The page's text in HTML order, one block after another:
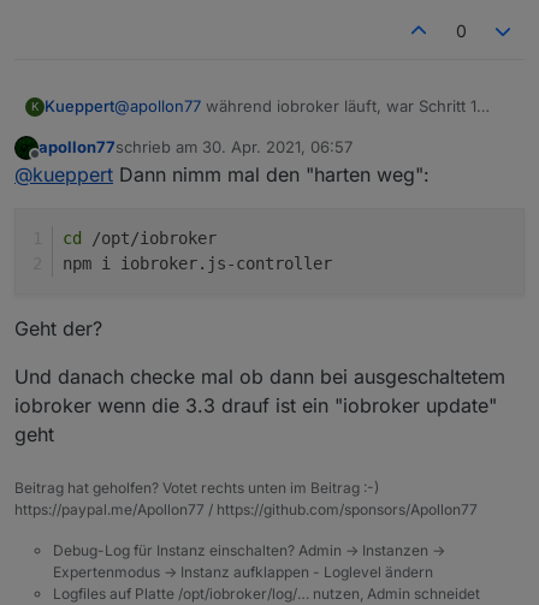
0
K Kueppert@apollon77 während iobroker läuft, war Schritt 1
root@ioBroker2:~# iobroker update
Used repository: latest_neu
root@ioBroker2:~# iobroker stop
root@ioBroker2:~# iobroker upgrade self
Offline
apollon77schrieb am 30. Apr. 2021, 06:57
zuletzt editiert von
@kueppert Dann nimm mal den "harten weg":
cd
/opt/iobroker
npm i iobroker.js-controller
Geht der?
Und danach checke mal ob dann bei ausgeschaltetem
iobroker wenn die 3.3 drauf ist ein "iobroker update"
geht
Beitrag hat geholfen? Votet rechts unten im Beitrag :-)
https://paypal.me/Apollon77 / https://github.com/sponsors/Apollon77
Debug-Log für Instanz einschalten? Admin -> Instanzen ->
Expertenmodus -> Instanz aufklappen - Loglevel ändern
Logfiles auf Platte /opt/iobroker/log/… nutzen, Admin schneidet